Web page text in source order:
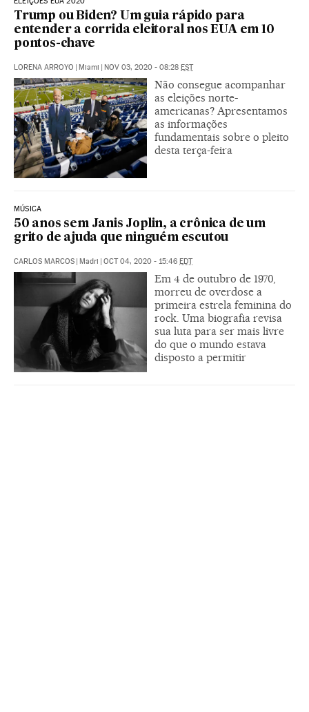
Trump ou Biden? Um guia rápido para
entender a corrida eleitoral nos EUA em 10
pontos-chave
LORENA ARROYO | Miami | NOV 03, 2020 - 08:28 EST
Não consegue acompanhar
as eleições norte-
americanas? Apresentamos
as informações
fundamentais sobre o pleito
desta terça-feira
MÚSICA
50 anos sem Janis Joplin, a crônica de um
grito de ajuda que ninguém escutou
CARLOS MARCOS | Madri | OCT 04, 2020 - 15:46 EDT
Em 4 de outubro de 1970,
morreu de overdose a
primeira estrela feminina do
rock. Uma biografia revisa
sua luta para ser mais livre
do que o mundo estava
disposto a permitir